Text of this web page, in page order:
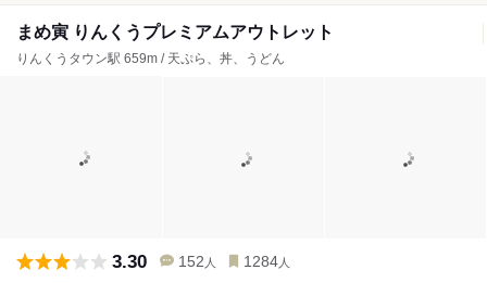
まめ寅 りんくうプレミアムアウトレット
りんくうタウン駅 659m / 天ぷら、丼、うどん
3.30 152 人 1284 人